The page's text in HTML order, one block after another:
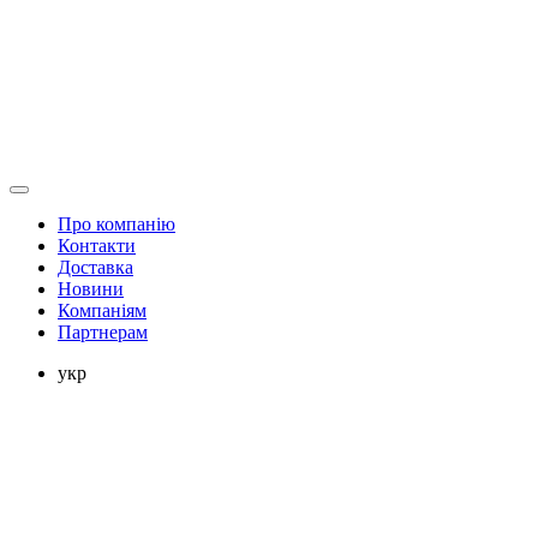
Про компанію
Контакти
Доставка
Новини
Компаніям
Партнерам
укр